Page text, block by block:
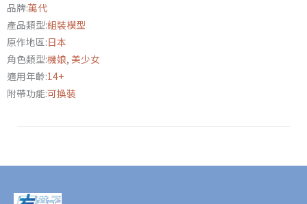
瓦
蕾
莉
=
帕
利
形
品牌:萬代
產品類型:組裝模型
原作地區:日本
角色類型:機娘, 美少女
適用年齡:14+
附帶功能:可換裝